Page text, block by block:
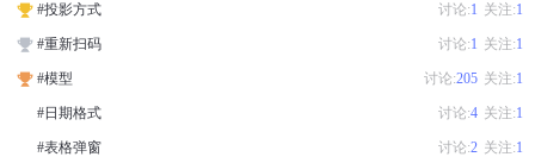
#投影方式 讨论:1 关注:1
#重新扫码 讨论:1 关注:1
#模型 讨论:205 关注:1
#日期格式 讨论:4 关注:1
#表格弹窗 讨论:2 关注:1